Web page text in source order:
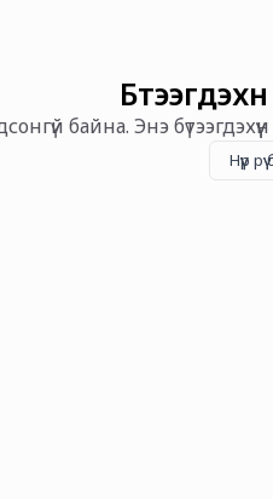
байна. Энэ
Нүүр